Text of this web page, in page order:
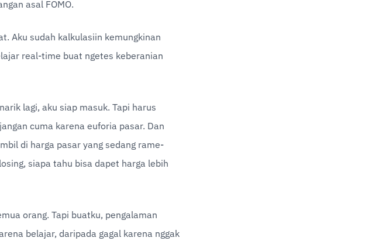
asal FOMO.
Aku sudah kalkulasiin kemungkinan
real-time buat ngetes keberanian
lagi, aku siap masuk. Tapi harus
cuma karena euforia pasar. Dan
di harga pasar yang sedang rame-
siapa tahu bisa dapet harga lebih
orang. Tapi buatku, pengalaman
belajar, daripada gagal karena nggak